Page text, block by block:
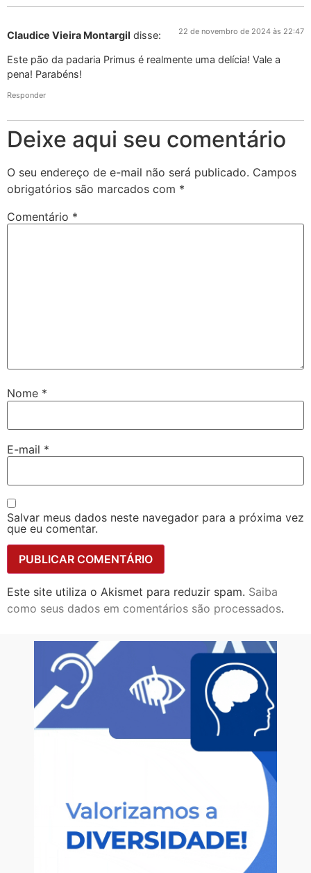
Claudice Vieira Montargil disse: 22 de novembro de 2024 às 22:47
Este pão da padaria Primus é realmente uma delícia! Vale a
pena! Parabéns!
Responder
Deixe aqui seu comentário
O seu endereço de e-mail não será publicado. Campos
obrigatórios são marcados com *
Comentário *
Nome *
E-mail *
Salvar meus dados neste navegador para a próxima vez
que eu comentar.
Este site utiliza o Akismet para reduzir spam. Saiba
como seus dados em comentários são processados.